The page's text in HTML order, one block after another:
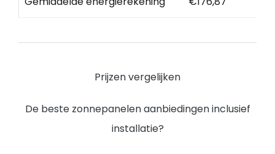
Prijzen vergelijken
De beste zonnepanelen aanbiedingen inclusief
installatie?